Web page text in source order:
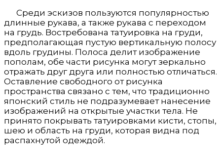
Среди эскизов пользуются популярностью
длинные рукава, а также рукава с переходом
на грудь. Востребована татуировка на груди,
предполагающая пустую вертикальную полосу
вдоль грудины. Полоса делит изображение
пополам, обе части рисунка могут зеркально
отражать друг друга или полностью отличаться.
Оставление свободного от рисунка
пространства связано с тем, что традиционно
японский стиль не подразумевает нанесение
изображений на открытые участки тела. Не
принято покрывать татуировками кисти, стопы,
шею и область на груди, которая видна под
распахнутой одеждой.